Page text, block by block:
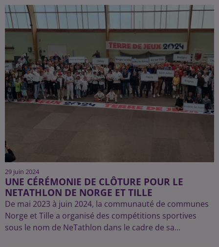
29 juin 2024
UNE CÉRÉMONIE DE CLÔTURE POUR LE
NETATHLON DE NORGE ET TILLE
De mai 2023 à juin 2024, la communauté de communes
Norge et Tille a organisé des compétitions sportives
sous le nom de NeTathlon dans le cadre de sa...